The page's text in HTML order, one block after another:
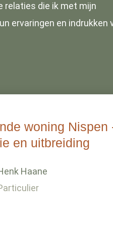
relaties die ik met mijn
ervaringen en indrukken
woning Nispen
en uitbreiding
Haane